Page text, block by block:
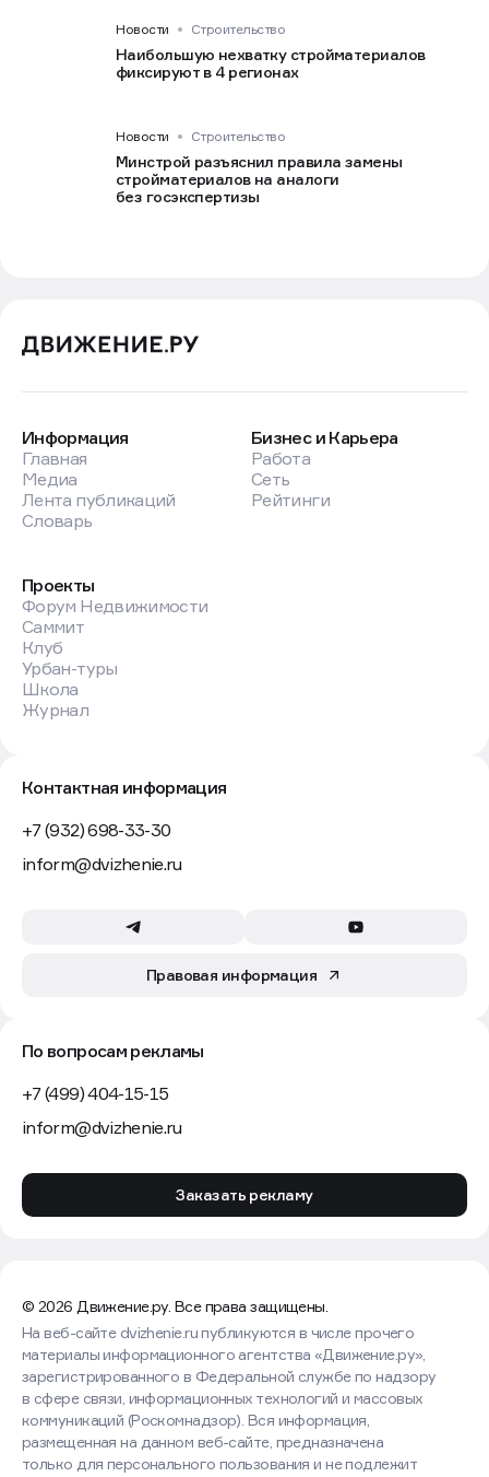
Новости Строительство
Наибольшую нехватку стройматериалов
фиксируют в 4 регионах
Новости Строительство
Минстрой разъяснил правила замены
стройматериалов на аналоги
без госэкспертизы
Информация
Главная
Медиа
Лента публикаций
Словарь
Бизнес и Карьера
Работа
Сеть
Рейтинги
Проекты
Форум Недвижимости
Саммит
Клуб
Урбан-туры
Школа
Журнал
Контактная информация
+7 (932) 698-33-30
inform@dvizhenie.ru
Правовая информация
По вопросам рекламы
+7 (499) 404-15-15
inform@dvizhenie.ru
Заказать рекламу
© 2026 Движение.ру. Все права защищены.
На веб-сайте dvizhenie.ru публикуются в числе прочего
материалы информационного агентства «Движение.ру»,
зарегистрированного в Федеральной службе по надзору
в сфере связи, информационных технологий и массовых
коммуникаций (Роскомнадзор). Вся информация,
размещенная на данном веб-сайте, предназначена
только для персонального пользования и не подлежит